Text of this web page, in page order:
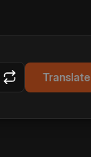
Translate